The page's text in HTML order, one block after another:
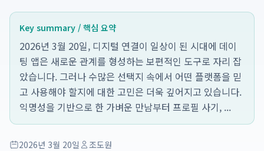
Key summary / 핵심 요약
2026년 3월 20일, 디지털 연결이 일상이 된 시대에 데이
팅 앱은 새로운 관계를 형성하는 보편적인 도구로 자리 잡
았습니다. 그러나 수많은 선택지 속에서 어떤 플랫폼을 믿
고 사용해야 할지에 대한 고민은 더욱 깊어지고 있습니다.
익명성을 기반으로 한 가벼운 만남부터 프로필 사기, ...
2026년 3월 20일 조도원